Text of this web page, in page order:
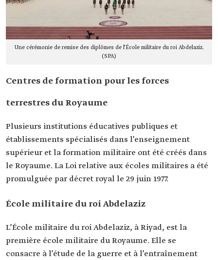
Une cérémonie de remise des diplômes de l’École militaire du roi Abdelaziz.
(SPA)
Centres de formation pour les forces
terrestres du Royaume
Plusieurs institutions éducatives publiques et
établissements spécialisés dans l’enseignement
supérieur et la formation militaire ont été créés dans
le Royaume. La Loi relative aux écoles militaires a été
promulguée par décret royal le 29 juin 1977.
École militaire du roi Abdelaziz
L’École militaire du roi Abdelaziz, à Riyad, est la
première école militaire du Royaume. Elle se
consacre à l’étude de la guerre et à l’entraînement